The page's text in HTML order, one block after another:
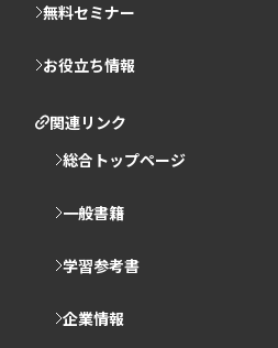
無料セミナー
お役立ち情報
関連リンク
総合トップページ
一般書籍
学習参考書
企業情報